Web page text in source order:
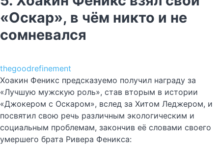
«Оскар», в чём никто и не
сомневался
thegoodrefinement
Хоакин Феникс предсказуемо получил награду за
«Лучшую мужскую роль», став вторым в истории
«Джокером с Оскаром», вслед за Хитом Леджером, и
посвятил свою речь различным экологическим и
социальным проблемам, закончив её словами своего
умершего брата Ривера Феникса: